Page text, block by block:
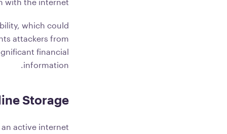
which could
attackers from
financial
information.
Storage
active internet